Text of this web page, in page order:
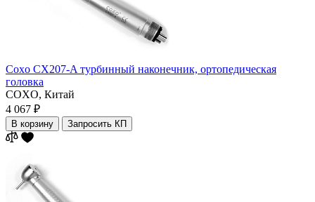
Coxo CX207-A турбинный наконечник, ортопедическая
головка
COXO, Китай
4 067 ₽
В корзину Запросить КП